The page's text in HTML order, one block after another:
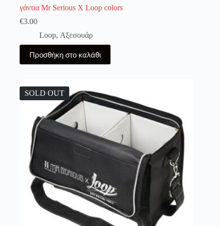
γάντια Mr Serious X Loop colors
€3.00
Loop, Αξεσουάρ
Προσθήκη στο καλάθι
SOLD OUT